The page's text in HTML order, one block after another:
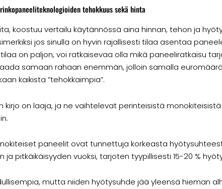
tehokkuus sekä hinta
koostuu vertailu käytännössä aina hinnan, tehon ja
jos sinulla on hyvin rajallisesti tilaa asentaa
on paljon, voi ratkaisevaa olla mikä paneeliratkaisu
samaan rahaan enemmän, jolloin samalla
kaikista ”tehokkaimpia”.
kirjo on laaja, ja ne vaihtelevat perinteisistä
paneelit ovat tunnettuja korkeasta
ja pitkäikäisyyden vuoksi, tarjoten tyypillisesti 15-20 %
mutta niiden hyötysuhde jää yleensä hieman